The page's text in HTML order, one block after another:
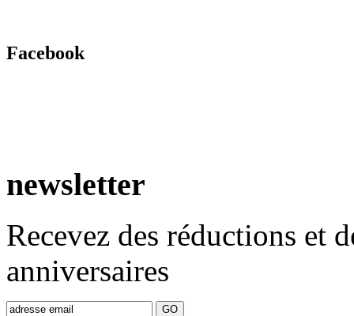
Facebook
newsletter
Recevez des réductions et
anniversaires